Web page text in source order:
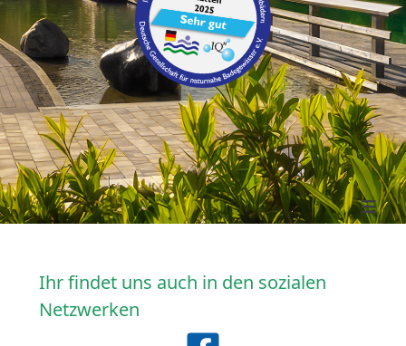
≡
Ihr findet uns auch in den sozialen
Netzwerken